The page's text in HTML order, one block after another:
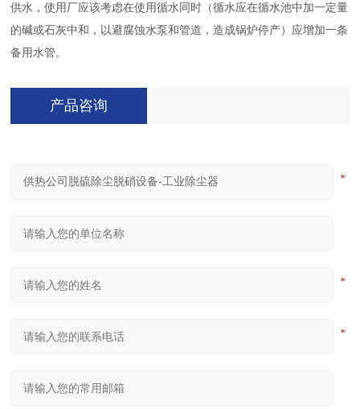
供水，使用厂应该考虑在使用循水同时（循水应在循水池中加一定量
的碱或石灰中和，以避腐蚀水泵和管道，造成锅炉停产）应增加一条
备用水管。
产品咨询